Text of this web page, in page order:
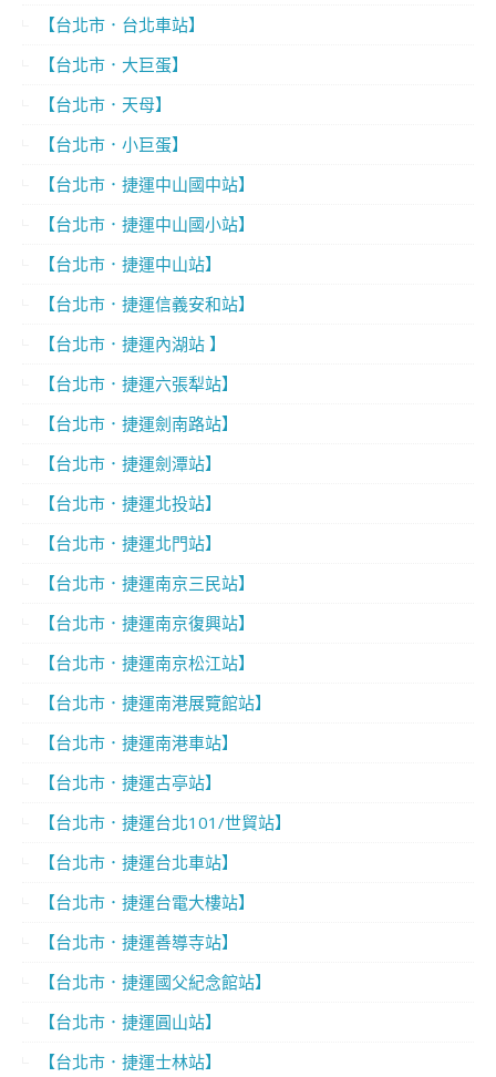
【台北市．台北車站】
【台北市．大巨蛋】
【台北市．天母】
【台北市．小巨蛋】
【台北市．捷運中山國中站】
【台北市．捷運中山國小站】
【台北市．捷運中山站】
【台北市．捷運信義安和站】
【台北市．捷運內湖站 】
【台北市．捷運六張犁站】
【台北市．捷運劍南路站】
【台北市．捷運劍潭站】
【台北市．捷運北投站】
【台北市．捷運北門站】
【台北市．捷運南京三民站】
【台北市．捷運南京復興站】
【台北市．捷運南京松江站】
【台北市．捷運南港展覽館站】
【台北市．捷運南港車站】
【台北市．捷運古亭站】
【台北市．捷運台北101/世貿站】
【台北市．捷運台北車站】
【台北市．捷運台電大樓站】
【台北市．捷運善導寺站】
【台北市．捷運國父紀念館站】
【台北市．捷運圓山站】
【台北市．捷運士林站】